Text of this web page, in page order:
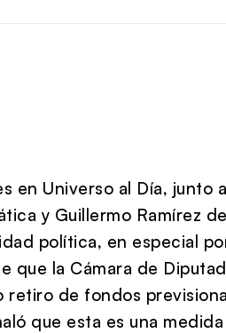
en Universo al Día, junto
y Guillermo Ramírez
política, en especial
que la Cámara de
retiro de fondos
que esta es una